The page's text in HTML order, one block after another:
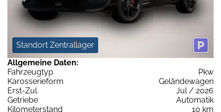
Standort Zentrallager
Allgemeine Daten:
Fahrzeugtyp
Pkw
Karosserieform
Geländewagen
Erst-Zul.
Jul / 2026
Getriebe
Automatik
Kilometerstand
10 km